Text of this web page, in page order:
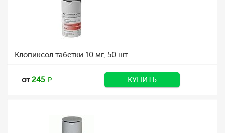
Клопиксол табетки 10 мг, 50 шт.
от245 КУПИТЬ